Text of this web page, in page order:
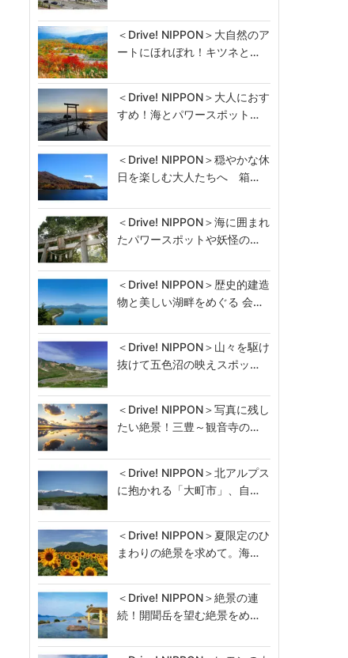
＜Drive! NIPPON＞大自然のア
ートにほれぼれ！キツネと…
＜Drive! NIPPON＞大人におす
すめ！海とパワースポット…
＜Drive! NIPPON＞穏やかな休
日を楽しむ大人たちへ 箱…
＜Drive! NIPPON＞海に囲まれ
たパワースポットや妖怪の…
＜Drive! NIPPON＞歴史的建造
物と美しい湖畔をめぐる 会…
＜Drive! NIPPON＞山々を駆け
抜けて五色沼の映えスポッ…
＜Drive! NIPPON＞写真に残し
たい絶景！三豊～観音寺の…
＜Drive! NIPPON＞北アルプス
に抱かれる「大町市」、自…
＜Drive! NIPPON＞夏限定のひ
まわりの絶景を求めて。海…
＜Drive! NIPPON＞絶景の連
続！開聞岳を望む絶景をめ…